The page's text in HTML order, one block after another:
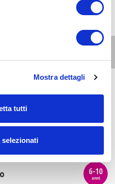
Mostra dettagli
tutti
selezionati
al Castello: Il mio
6-10
6-10
anni